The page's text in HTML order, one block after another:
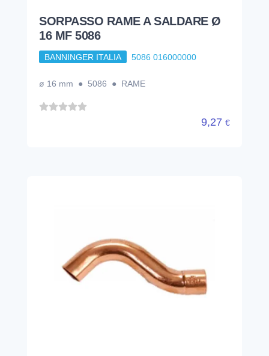
SORPASSO RAME A SALDARE Ø
16 MF 5086
BANNINGER ITALIA 5086 016000000
ø 16 mm ● 5086 ● RAME
9,27 €